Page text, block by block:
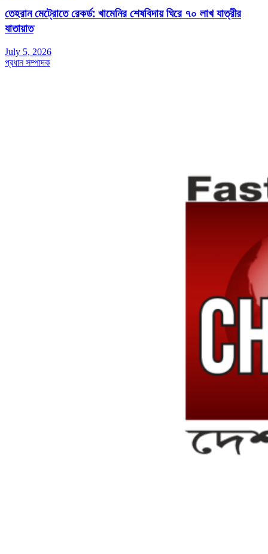
তেহরান মেট্রোতে রেকর্ড: খামেনির শেষবিদায় ঘিরে ৭০ লাখ যাত্রীর
যাতায়াত
July 5, 2026
প্রধান সম্পাদক